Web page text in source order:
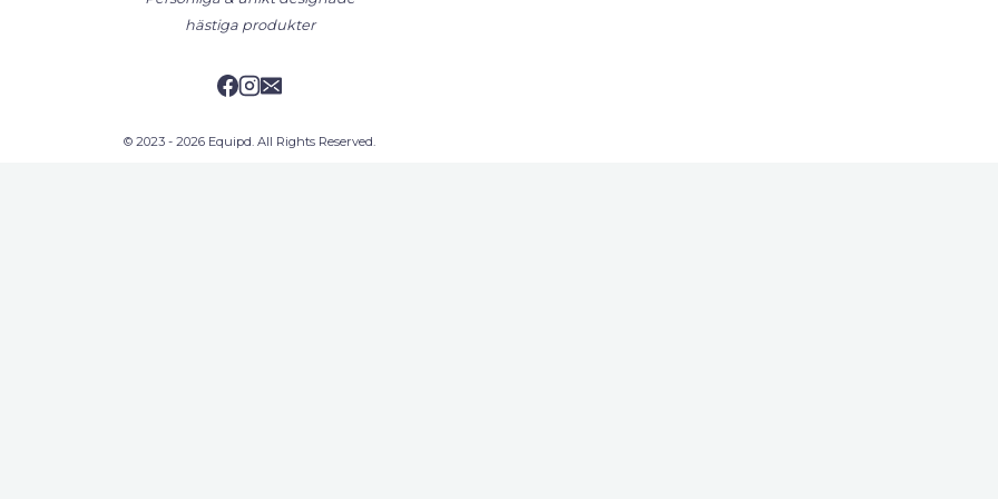
hästiga produkter
© 2023 - 2026 Equipd. All Rights Reserved.